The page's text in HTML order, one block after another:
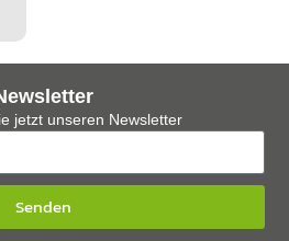
jetzt unseren Newsletter
Senden